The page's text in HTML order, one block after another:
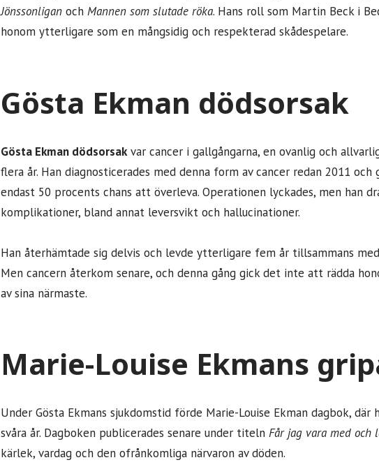
Jönssonligan och Mannen som slutade röka. Hans roll som Martin Beck i
honom ytterligare som en mångsidig och respekterad skådespelare.
Gösta Ekman dödsorsak
Gösta Ekman dödsorsakvar cancer i gallgångarna, en ovanlig och
flera år. Han diagnosticerades med denna form av cancer redan 2011
endast 50 procents chans att överleva. Operationen lyckades, men han
komplikationer, bland annat leversvikt och hallucinationer.
Han återhämtade sig delvis och levde ytterligare fem år tillsammans
Men cancern återkom senare, och denna gång gick det inte att rädda
av sina närmaste.
Marie-Louise Ekmans
Under Gösta Ekmans sjukdomstid förde Marie-Louise Ekman dagbok, där
svåra år. Dagboken publicerades senare under titeln Får jag vara med och
kärlek, vardag och den ofrånkomliga närvaron av döden.